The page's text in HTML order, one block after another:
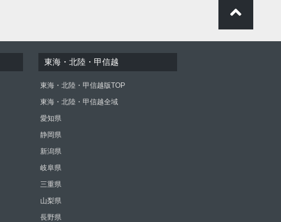
東海・北陸・甲信越
東海・北陸・甲信越版TOP
東海・北陸・甲信越全域
愛知県
静岡県
新潟県
岐阜県
三重県
山梨県
長野県